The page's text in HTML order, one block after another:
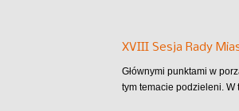
XVIII Sesja Rady
Głównymi punktami w
tym temacie podzieleni. W